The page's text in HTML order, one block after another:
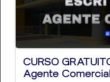
CURSO
Agente Comercial